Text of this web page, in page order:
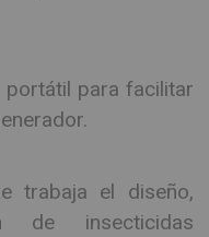
para facilitar
el diseño,
de insecticidas